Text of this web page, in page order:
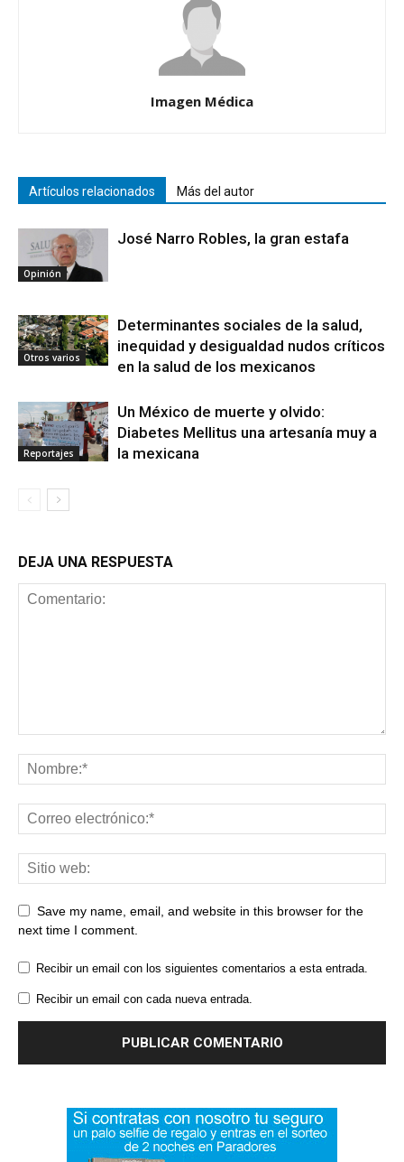
Imagen Médica
Artículos relacionados Más del autor
Opinión
José Narro Robles, la gran estafa
Otros varios
Determinantes sociales de la salud,
inequidad y desigualdad nudos críticos
en la salud de los mexicanos
Reportajes
Un México de muerte y olvido:
Diabetes Mellitus una artesanía muy a
la mexicana
DEJA UNA RESPUESTA
Save my name, email, and website in this browser for the
next time I comment.
Recibir un email con los siguientes comentarios a esta entrada.
Recibir un email con cada nueva entrada.